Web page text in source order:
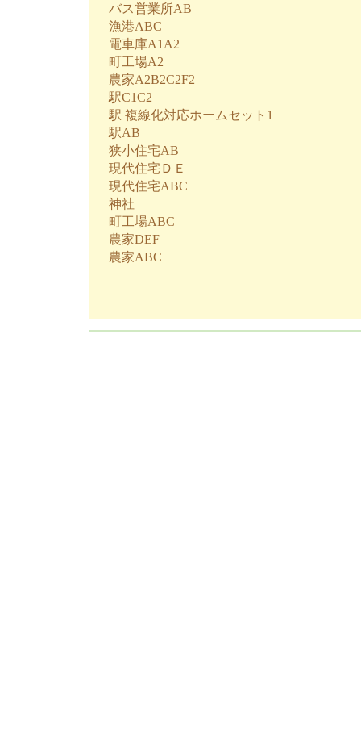
バス営業所AB
漁港ABC
電車庫A1A2
町工場A2
農家A2B2C2F2
駅C1C2
駅 複線化対応ホームセット1
駅AB
狭小住宅AB
現代住宅ＤＥ
現代住宅ABC
神社
町工場ABC
農家DEF
農家ABC